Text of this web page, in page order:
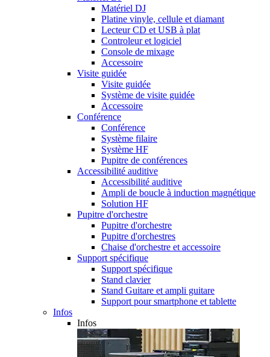
Matériel DJ
Platine vinyle, cellule et diamant
Lecteur CD et USB à plat
Controleur et logiciel
Console de mixage
Accessoire
Visite guidée
Visite guidée
Système de visite guidée
Accessoire
Conférence
Conférence
Système filaire
Système HF
Pupitre de conférences
Accessibilité auditive
Accessibilité auditive
Ampli de boucle à induction magnétique
Solution HF
Pupitre d'orchestre
Pupitre d'orchestre
Pupitre d'orchestres
Chaise d'orchestre et accessoire
Support spécifique
Support spécifique
Stand clavier
Stand Guitare et ampli guitare
Support pour smartphone et tablette
Infos
Infos